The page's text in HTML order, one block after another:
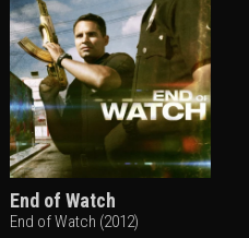
End of Watch
End of Watch (2012)